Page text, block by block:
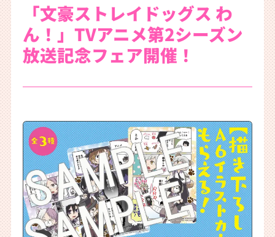
「文豪ストレイドッグス わ
ん！」TVアニメ第2シーズン
放送記念フェア開催！